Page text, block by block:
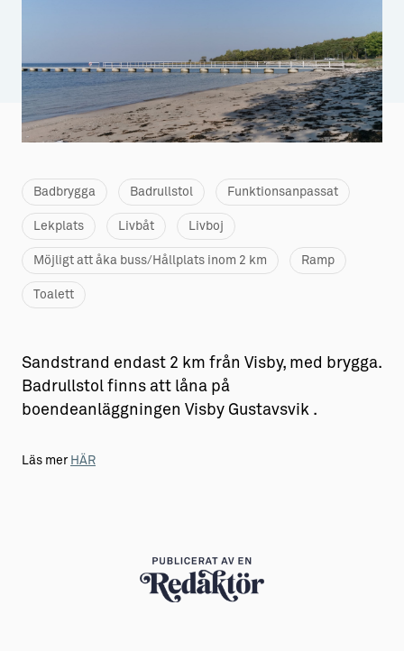
Sustainable Plejs
Möten & kongresser
Hansestaden världsarv
Almedalsveckan
Medeltidsveckan
Visby Centrum
Allt om bostad
→ Hyra bostad
→ Köpa bostad
Allt om livet på Ön
→ Fritidsliv
→ Föreningsliv
→ Tonårsliv
Barn & Familj
Badbrygga Badrullstol Funktionsanpassat
Lekplats Livbåt Livboj
Möjligt att åka buss/Hållplats inom 2 km Ramp
Toalett
Sandstrand endast 2 km från Visby, med brygga.
Badrullstol finns att låna på
boendeanläggningen Visby Gustavsvik .
Läs mer HÄR